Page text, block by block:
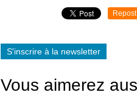
Repost
S'inscrire à la newsletter
Vous aimerez